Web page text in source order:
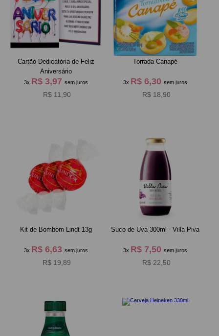
Cartão Dedicatória de Feliz
Aniversário
3x R$ 3,97 sem juros
R$ 11,90
Torrada Canapé
3x R$ 6,30sem juros
R$ 18,90
Kit de Bombom Lindt 13g
3x R$ 6,63 sem juros
R$ 19,89
Suco de Uva 300ml - Villa Piva
3x R$ 7,50sem juros
R$ 22,50